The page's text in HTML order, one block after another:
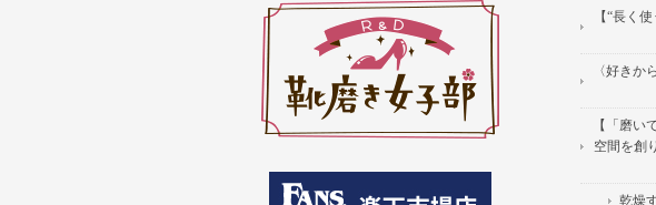
【“長く
〈好きか
【「磨い
空間を創
乾燥